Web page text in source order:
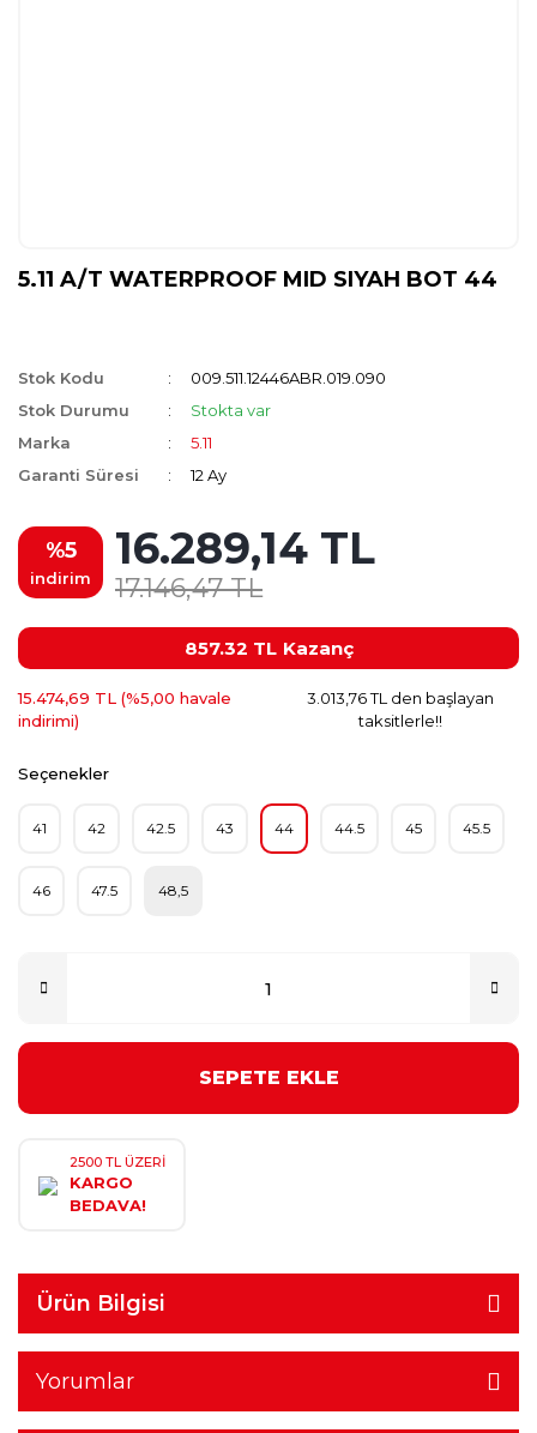
5.11 A/T WATERPROOF MID SIYAH BOT 44
Stok Kodu
009.511.12446ABR.019.090
Stok Durumu
Stokta var
Marka
5.11
Garanti Süresi
12 Ay
%5
indirim
16.289,14 TL
17.146,47 TL
857.32 TL Kazanç
15.474,69 TL (%5,00 havale
indirimi)
3.013,76 TL den başlayan
taksitlerle!!
Seçenekler
41 42 42.5 43 44 44.5 45 45.5
46 47.5 48,5
SEPETE EKLE
2500 TL ÜZERİ
KARGO
BEDAVA!
Ürün Bilgisi
Yorumlar